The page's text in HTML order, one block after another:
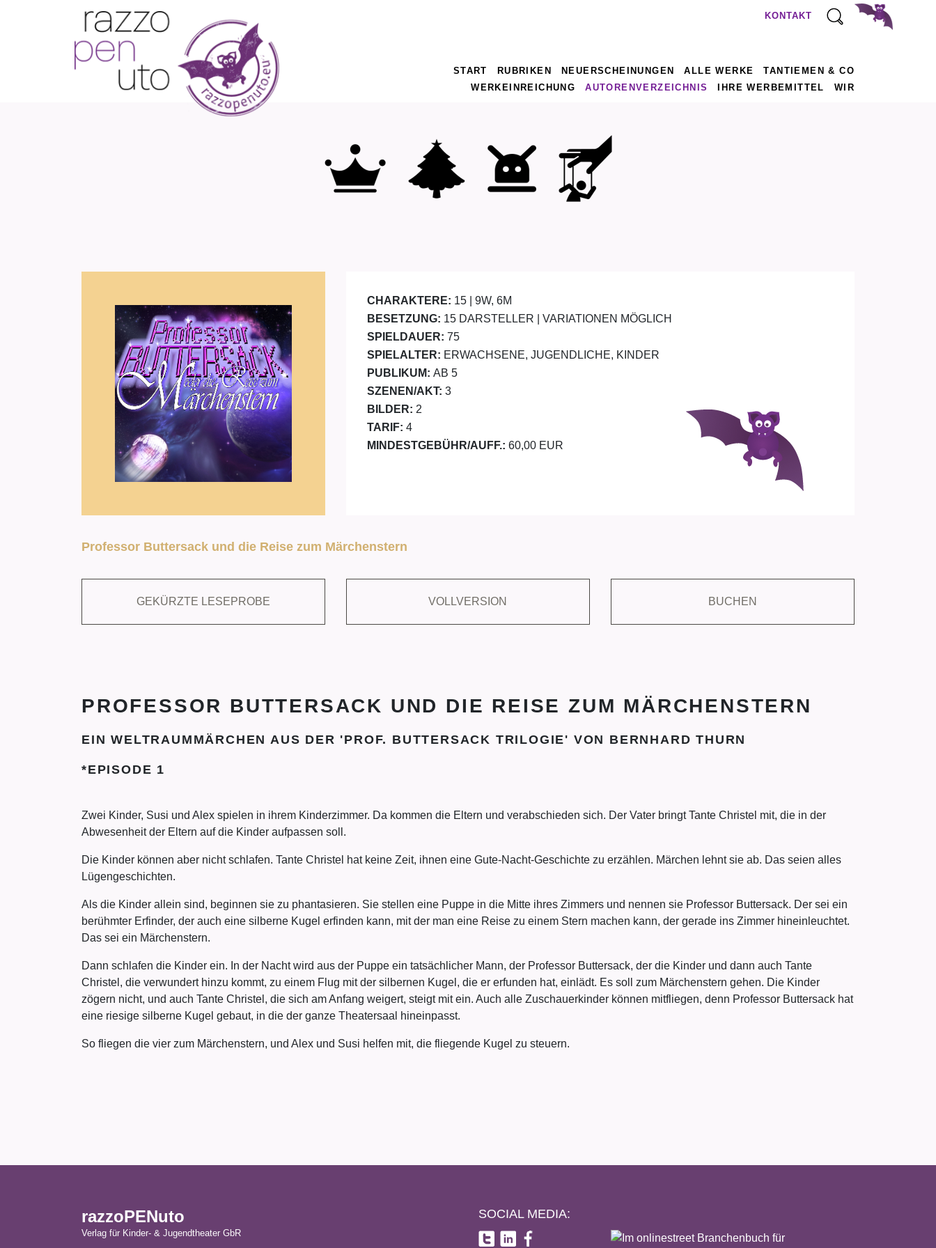
KONTAKT
START RUBRIKEN NEUERSCHEINUNGEN ALLE WERKE
TANTIEMEN & CO
WERKEINREICHUNG
AUTORENVERZEICHNIS IHRE WERBEMITTEL WIR
CHARAKTERE: 15 | 9W, 6M
BESETZUNG: 15 DARSTELLER | VARIATIONEN MÖGLICH
SPIELDAUER: 75
SPIELALTER: ERWACHSENE, JUGENDLICHE, KINDER
PUBLIKUM: AB 5
SZENEN/AKT: 3
BILDER: 2
TARIF: 4
MINDESTGEBÜHR/AUFF.: 60,00 EUR
Professor Buttersack und die Reise zum Märchenstern
GEKÜRZTE LESEPROBE VOLLVERSION BUCHEN
PROFESSOR BUTTERSACK UND DIE REISE ZUM MÄRCHENSTERN
EIN WELTRAUMMÄRCHEN AUS DER 'PROF. BUTTERSACK TRILOGIE' VON BERNHARD THURN
*EPISODE 1
Zwei Kinder, Susi und Alex spielen in ihrem Kinderzimmer. Da kommen die Eltern und verabschieden sich. Der Vater bringt Tante Christel mit, die in der
Abwesenheit der Eltern auf die Kinder aufpassen soll.
Die Kinder können aber nicht schlafen. Tante Christel hat keine Zeit, ihnen eine Gute-Nacht-Geschichte zu erzählen. Märchen lehnt sie ab. Das seien alles
Lügengeschichten.
Als die Kinder allein sind, beginnen sie zu phantasieren. Sie stellen eine Puppe in die Mitte ihres Zimmers und nennen sie Professor Buttersack. Der sei ein
berühmter Erfinder, der auch eine silberne Kugel erfinden kann, mit der man eine Reise zu einem Stern machen kann, der gerade ins Zimmer hineinleuchtet.
Das sei ein Märchenstern.
Dann schlafen die Kinder ein. In der Nacht wird aus der Puppe ein tatsächlicher Mann, der Professor Buttersack, der die Kinder und dann auch Tante
Christel, die verwundert hinzu kommt, zu einem Flug mit der silbernen Kugel, die er erfunden hat, einlädt. Es soll zum Märchenstern gehen. Die Kinder
zögern nicht, und auch Tante Christel, die sich am Anfang weigert, steigt mit ein. Auch alle Zuschauerkinder können mitfliegen, denn Professor Buttersack hat
eine riesige silberne Kugel gebaut, in die der ganze Theatersaal hineinpasst.
So fliegen die vier zum Märchenstern, und Alex und Susi helfen mit, die fliegende Kugel zu steuern.
razzoPENuto
Verlag für Kinder- & Jugendtheater GbR
SOCIAL MEDIA: